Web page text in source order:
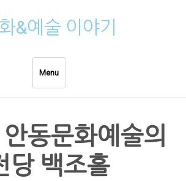
&예술 이야기
Menu
안동문화예술의
당 백조홀